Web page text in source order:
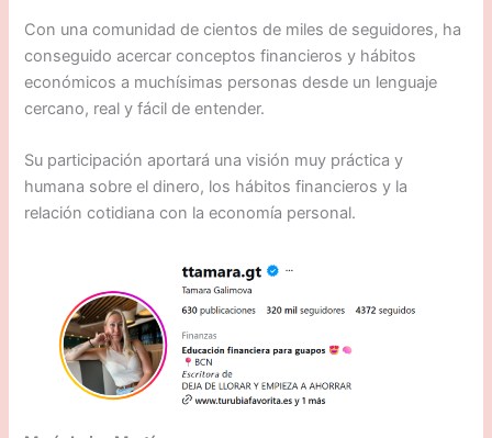
Con una comunidad de cientos de miles de seguidores, ha
conseguido acercar conceptos financieros y hábitos
económicos a muchísimas personas desde un lenguaje
cercano, real y fácil de entender.
Su participación aportará una visión muy práctica y
humana sobre el dinero, los hábitos financieros y la
relación cotidiana con la economía personal.